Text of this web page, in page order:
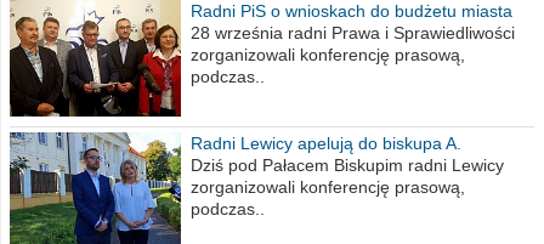
Radni PiS o wnioskach do budżetu miasta
na 2021 rok
28 września radni Prawa i Sprawiedliwości
zorganizowali konferencję prasową,
podczas..
Radni Lewicy apelują do biskupa A.
Wiesława Meringa
Dziś pod Pałacem Biskupim radni Lewicy
zorganizowali konferencję prasową,
podczas..